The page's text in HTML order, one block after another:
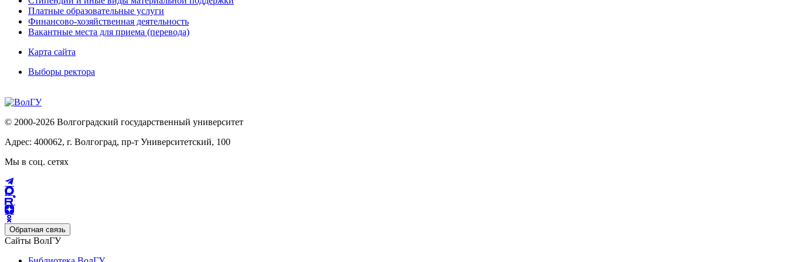
Платные образовательные услуги
Финансово-хозяйственная деятельность
Вакантные места для приема (перевода)
Карта сайта
Выборы ректора
© 2000-2026 Волгоградский государственный университет
Адрес: 400062, г. Волгоград, пр-т Университетский, 100
Мы в соц. сетях
Обратная связь
Сайты ВолГУ